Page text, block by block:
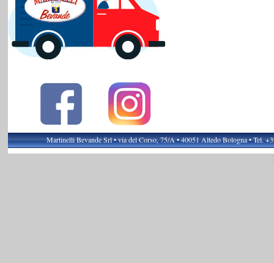
Martinelli Bevande Srl • via del Corso, 75/A • 40051 Altedo Bologna • Tel.